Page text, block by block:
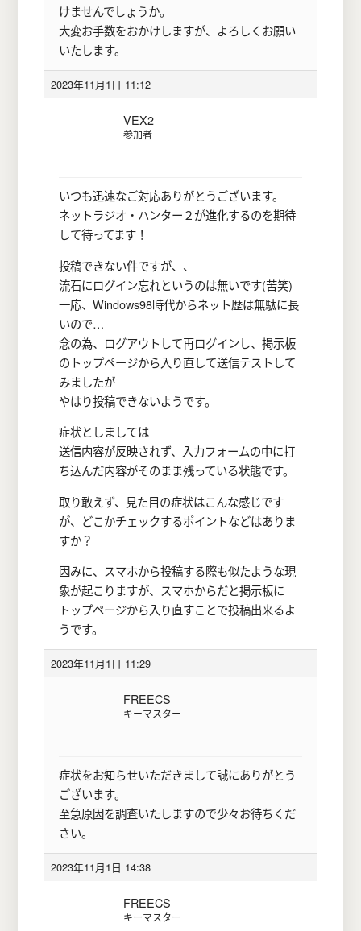
けませんでしょうか。
大変お手数をおかけしますが、よろしくお願い
いたします。
2023年11月1日 11:12
VEX2
参加者
いつも迅速なご対応ありがとうございます。
ネットラジオ・ハンター２が進化するのを期待
して待ってます！
投稿できない件ですが、、
流石にログイン忘れというのは無いです(苦笑)
一応、Windows98時代からネット歴は無駄に長
いので…
念の為、ログアウトして再ログインし、掲示板
のトップページから入り直して送信テストして
みましたが
やはり投稿できないようです。
症状としましては
送信内容が反映されず、入力フォームの中に打
ち込んだ内容がそのまま残っている状態です。
取り敢えず、見た目の症状はこんな感じです
が、どこかチェックするポイントなどはありま
すか？
因みに、スマホから投稿する際も似たような現
象が起こりますが、スマホからだと掲示板に
トップページから入り直すことで投稿出来るよ
うです。
2023年11月1日 11:29
FREECS
キーマスター
症状をお知らせいただきまして誠にありがとう
ございます。
至急原因を調査いたしますので少々お待ちくだ
さい。
2023年11月1日 14:38
FREECS
キーマスター